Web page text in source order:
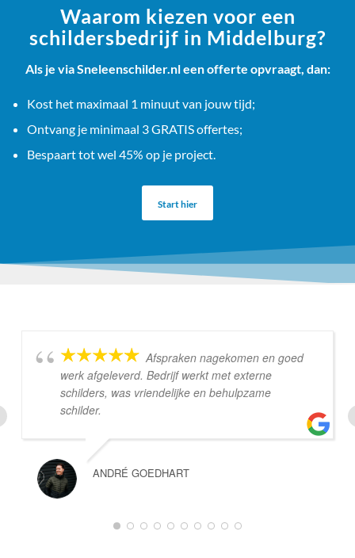
Waarom kiezen voor een
schildersbedrijf in Middelburg?
Als je via Sneleenschilder.nl een offerte opvraagt, dan:
Kost het maximaal 1 minuut van jouw tijd;
Ontvang je minimaal 3 GRATIS offertes;
Bespaart tot wel 45% op je project.
Start hier
Afspraken nagekomen en goed
werk afgeleverd. Bedrijf werkt met externe
schilders, was vriendelijke en behulpzame
schilder.
ANDRÉ GOEDHART
1 2 3 4 5 6 7 8 9 10